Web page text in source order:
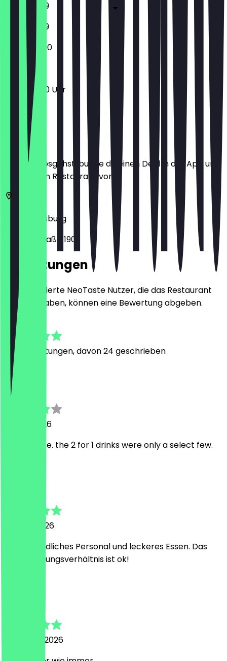
11:30 - 23:59
11:30 - 23:59
12:00 - 23:00
11:30 - 23:00 Uhr
Bevor du losgehst, buche dir einen Deal in der App und
zeige ihn im Restaurant vor.
Duisburg
Schifferstraße 190
Bewertungen
Nur registrierte NeoTaste Nutzer, die das Restaurant
besucht haben, können eine Bewertung abgeben.
174
Bewertungen, davon 24 geschrieben
Christina
24. Juli 2026
nice service. the 2 for 1 drinks were only a select few.
19. April 2026
Sehr freundliches Personal und leckeres Essen. Das
Preis-Leistungsverhältnis ist ok!
1. Februar 2026